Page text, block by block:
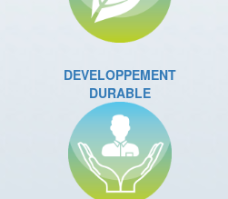
DEVELOPPEMENT
DURABLE